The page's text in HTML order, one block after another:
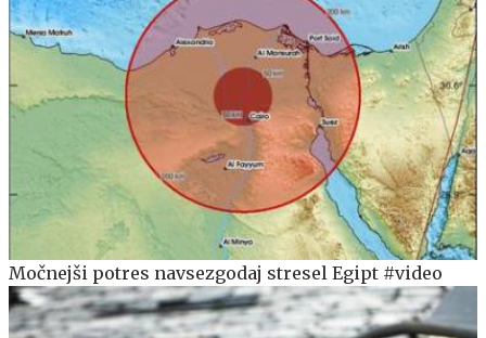
Močnejši potres navsezgodaj stresel Egipt #video